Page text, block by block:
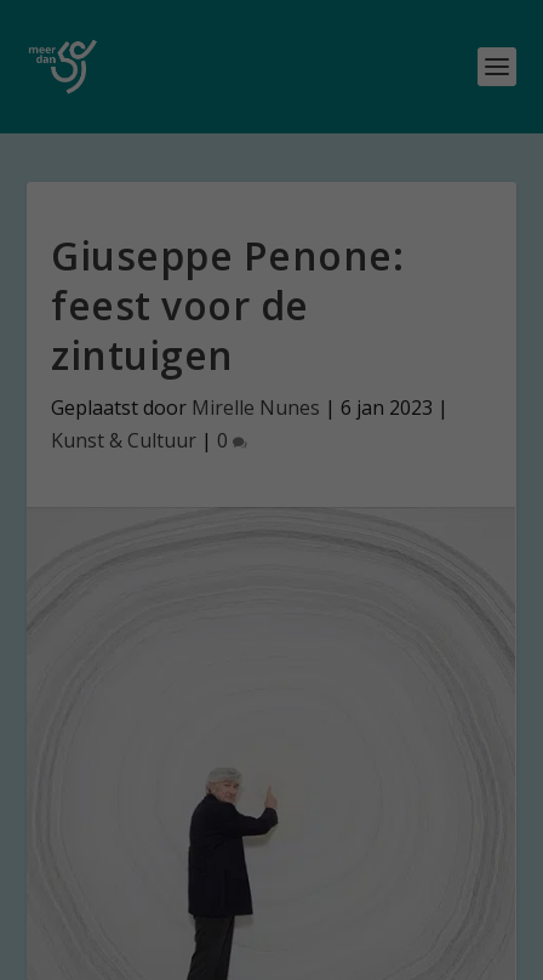
Giuseppe Penone:
feest voor de
zintuigen
Geplaatst door Mirelle Nunes | 6 jan 2023 |
Kunst & Cultuur | 0